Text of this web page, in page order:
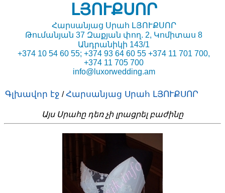
ԼՅՈՒՔՍՈՐ
Հարսանյաց Սրահ ԼՅՈՒՔՍՈՐ
Թումանյան 37 Զաքյան փող. 2, Կոմիտաս 8
Անդրանիկի 143/1
+374 10 54 60 55; +374 93 64 60 55 +374 11 701 700,
+374 11 705 700
info@luxorwedding.am
Գլխավոր էջ /Հարսանյաց Սրահ ԼՅՈՒՔՍՈՐ
Այս Սրահը դեռ չի լրացրել բաժինը